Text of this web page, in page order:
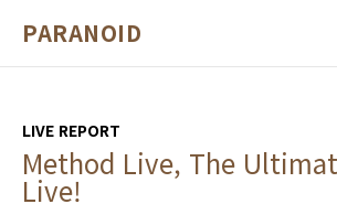
PARANOID
LIVE REPORT
Method Live, The
Live!